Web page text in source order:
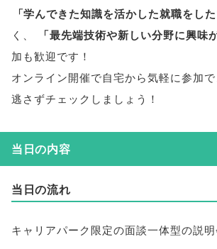
「学んできた知識を活かした就職をし
く
「最先端技術や新しい分野に興味
加も歓迎です！
オンライン開催で自宅から気軽に参加
逃さずチェックしましょう！
当日の内容
当日の流れ
キャリアパーク限定の面談一体型の説明